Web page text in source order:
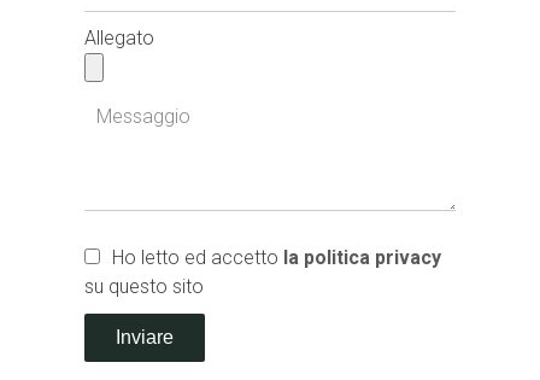
Allegato
Ho letto ed accetto la politica privacy
su questo sito
Inviare